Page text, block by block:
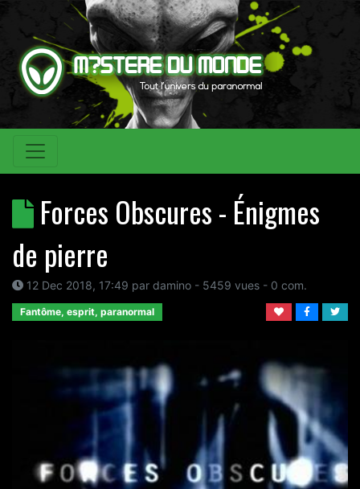
Forces Obscures - Énigmes
de pierre
12 Dec 2018, 17:49 par damino - 5459 vues - 0 com.
Fantôme, esprit, paranormal